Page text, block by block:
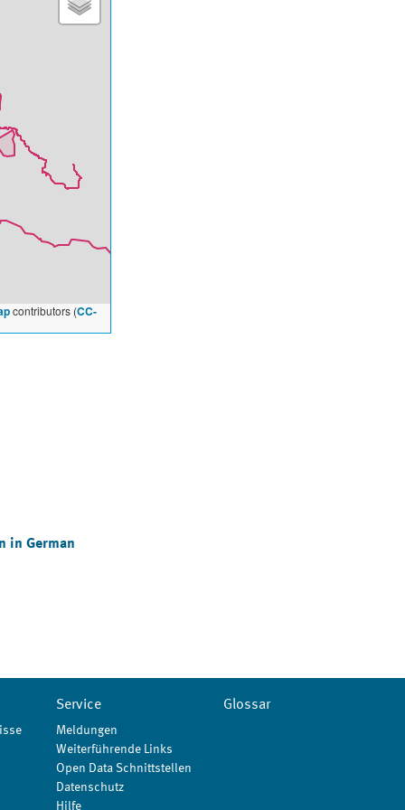
contributors (CC-
in German
Service
Meldungen
Weiterführende Links
Open Data Schnittstellen
Datenschutz
Hilfe
Glossar